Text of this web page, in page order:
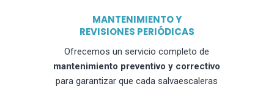
MANTENIMIENTO Y
REVISIONES PERIÓDICAS
Ofrecemos un servicio completo de
mantenimiento preventivo y correctivo
para garantizar que cada salvaescaleras